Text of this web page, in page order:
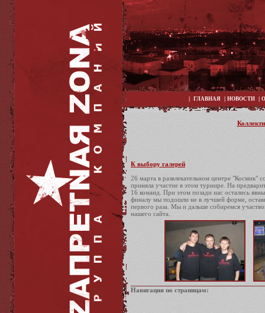
| ГЛАВНАЯ | НОВОСТИ |
К выбору галерей
26 марта в развлекательном центре "Космик"
приняла участие в этом турнире. На
16 команд. При этом позади нас остались
финалу мы подошли не в лучшей форме,
первого раза. Мы и дальше собиремся
нашего сайта.
Навигация по страницам: